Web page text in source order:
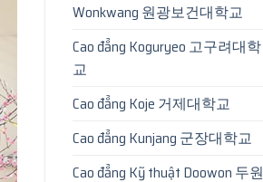
Wonkwang 원광보건대학교
Cao đẳng Koguryeo 고구려대학
교
Cao đẳng Koje 거제대학교
Cao đẳng Kunjang 군장대학교
Cao đẳng Kỹ thuật Doowon 두원